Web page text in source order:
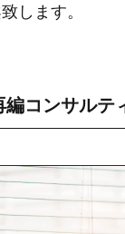
します。
編コンサル